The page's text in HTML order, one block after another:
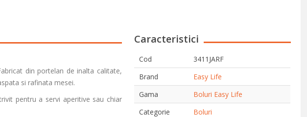
din portelan de inalta calitate,
si rafinata mesei.
pentru a servi aperitive sau chiar
Caracteristici
Cod
3411JARF
Brand
Easy Life
Gama
Boluri Easy Life
Categorie
Boluri